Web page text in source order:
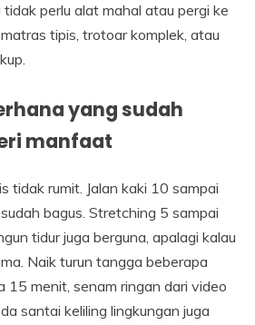
perlu alat mahal atau pergi ke
tipis, trotoar komplek, atau
yang sudah
manfaat
tidak rumit. Jalan kaki 10 sampai
bagus. Stretching 5 sampai
tidur juga berguna, apalagi kalau
Naik turun tangga beberapa
15 menit, senam ringan dari video
santai keliling lingkungan juga